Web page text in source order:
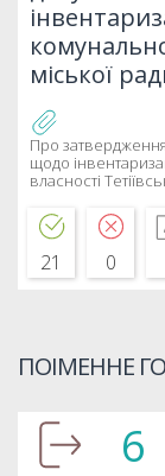
міської
Про затвердження
щодо
власності
21 0
ПОІМЕННЕ
6